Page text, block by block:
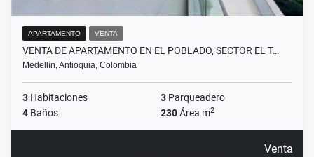
APARTAMENTO VENTA
VENTA DE APARTAMENTO EN EL POBLADO, SECTOR EL T…
Medellín, Antioquia, Colombia
3 Habitaciones 3 Parqueadero
4 Baños 230Área m2
Venta